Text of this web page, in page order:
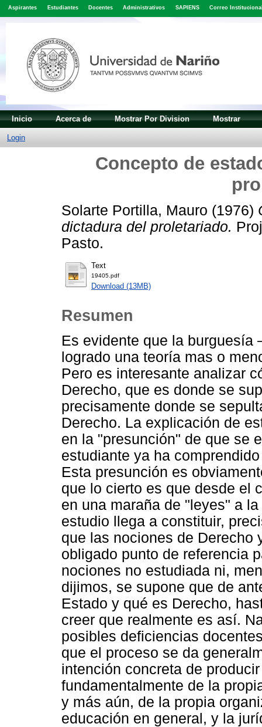
Aspirantes Estudiantes Docentes Administrativos SAPIENS Correo
Inicio Acerca de Mostrar Por Division Mostrar
Login
Concepto de
Solarte Portilla, Mauro (1976)
dictadura del proletariado.
Pasto.
Text
19405.pdf
Download (13MB)
Resumen
Es evidente que la
logrado una teoría mas o
Pero es interesante analizar
Derecho, que es donde se
precisamente donde se
Derecho. La explicación de
en la "presunción" de que se
estudiante ya ha
Esta presunción es
que lo cierto es que desde el
en una maraña de "leyes" a
estudio llega a constituir,
que las nociones de Derecho
obligado punto de referencia
nociones no estudiada ni,
dijimos, se supone que de
Estado y qué es Derecho,
creer que realmente es así.
posibles deficiencias
que el proceso se da
intención concreta de
fundamentalmente de la
y más aún, de la propia
educación en general, y la